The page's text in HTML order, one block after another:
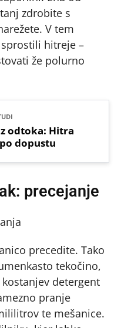
zdrobite s
V tem
hitreje –
že polurno
odtoka: Hitra
dopustu
precejanje
precedite. Tako
tekočino,
detergent
pranje
te mešanice.